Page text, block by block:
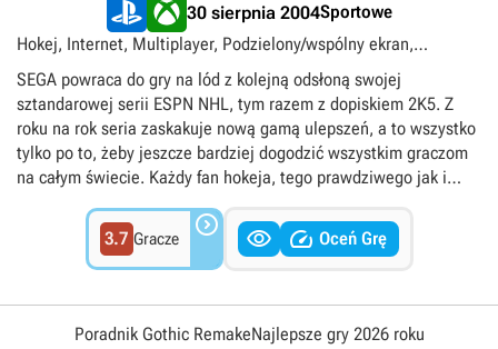
30 sierpnia 2004Sportowe
Hokej, Internet, Multiplayer, Podzielony/wspólny ekran,
Singleplayer
SEGA powraca do gry na lód z kolejną odsłoną swojej
sztandarowej serii ESPN NHL, tym razem z dopiskiem 2K5. Z
roku na rok seria zaskakuje nową gamą ulepszeń, a to wszystko
tylko po to, żeby jeszcze bardziej dogodzić wszystkim graczom
na całym świecie. Każdy fan hokeja, tego prawdziwego jak i
ESPN NHL 2K5.
3.7 Gracze    Oceń Grę
Poradnik Gothic RemakeNajlepsze gry 2026 roku